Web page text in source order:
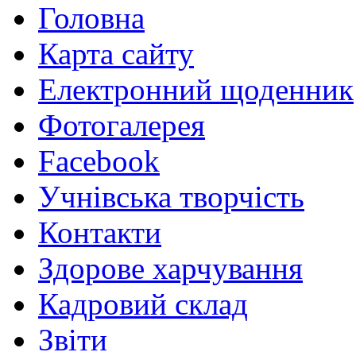
Головна
Карта сайту
Електронний щоденник
Фотогалерея
Facebook
Учнівська творчість
Контакти
Здорове харчування
Кадровий склад
Звіти